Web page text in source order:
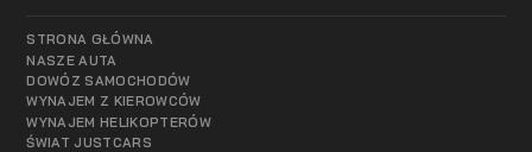
STRONA GŁÓWNA
NASZE AUTA
DOWÓZ SAMOCHODÓW
WYNAJEM Z KIEROWCÓW
WYNAJEM HELIKOPTERÓW
ŚWIAT JUSTCARS